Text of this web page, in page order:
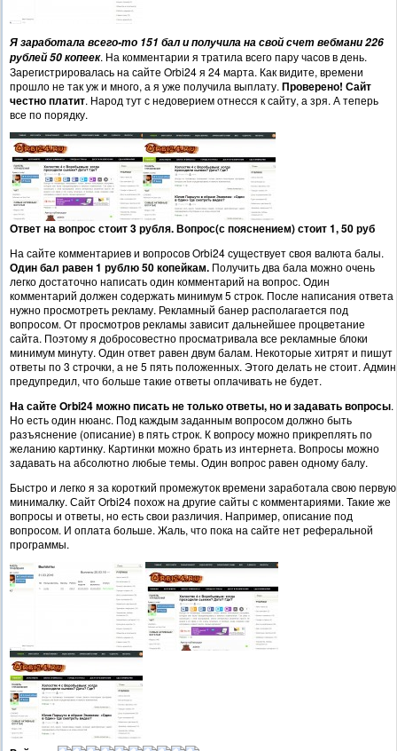
Я заработала всего-то 151 бал и получила на свой счет вебмани 226
рублей 50 копеек. На комментарии я тратила всего пару часов в день.
Зарегистрировалась на сайте Orbi24 я 24 марта. Как видите, времени
прошло не так уж и много, а я уже получила выплату. Проверено! Сайт
честно платит. Народ тут с недоверием отнесся к сайту, а зря. А теперь
все по порядку.
Ответ на вопрос стоит 3 рубля. Вопрос(с пояснением) стоит 1, 50 руб
На сайте комментариев и вопросов Orbi24 существует своя валюта балы.
Один бал равен 1 рублю 50 копейкам. Получить два бала можно очень
легко достаточно написать один комментарий на вопрос. Один
комментарий должен содержать минимум 5 строк. После написания ответа
нужно просмотреть рекламу. Рекламный банер располагается под
вопросом. От просмотров рекламы зависит дальнейшее процветание
сайта. Поэтому я добросовестно просматривала все рекламные блоки
минимум минуту. Один ответ равен двум балам. Некоторые хитрят и пишут
ответы по 3 строчки, а не 5 пять положенных. Этого делать не стоит. Админ
предупредил, что больше такие ответы оплачивать не будет.
На сайте Orbi24 можно писать не только ответы, но и задавать вопросы.
Но есть один нюанс. Под каждым заданным вопросом должно быть
разъяснение (описание) в пять строк. К вопросу можно прикреплять по
желанию картинку. Картинки можно брать из интернета. Вопросы можно
задавать на абсолютно любые темы. Один вопрос равен одному балу.
Быстро и легко я за короткий промежуток времени заработала свою первую
минималку. Сайт Orbi24 похож на другие сайты с комментариями. Такие же
вопросы и ответы, но есть свои различия. Например, описание под
вопросом. И оплата больше. Жаль, что пока на сайте нет реферальной
программы.